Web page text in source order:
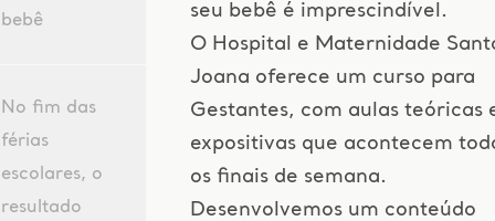
bebê
No fim das
férias
escolares, o
resultado
seu bebê é imprescindível.
O Hospital e Maternidade
Joana oferece um curso para
Gestantes, com aulas teóricas
expositivas que acontecem
os finais de semana.
Desenvolvemos um conteúdo